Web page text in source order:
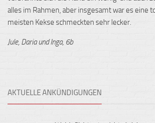
alles im Rahmen, aber insgesamt war es eine
meisten Kekse schmeckten sehr lecker.
Jule, Daria und Inga, 6b
AKTUELLE ANKÜNDIGUNGEN